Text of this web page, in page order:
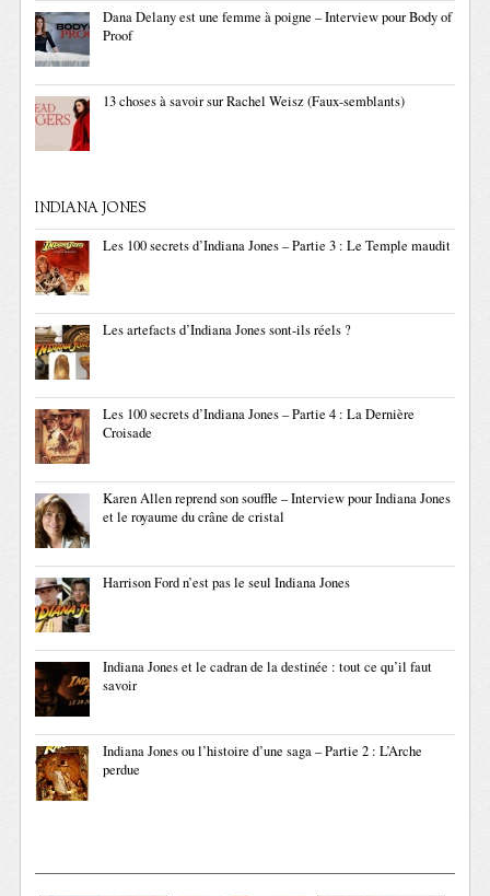
Dana Delany est une femme à poigne – Interview pour Body of
Proof
13 choses à savoir sur Rachel Weisz (Faux-semblants)
INDIANA JONES
Les 100 secrets d’Indiana Jones – Partie 3 : Le Temple maudit
Les artefacts d’Indiana Jones sont-ils réels ?
Les 100 secrets d’Indiana Jones – Partie 4 : La Dernière
Croisade
Karen Allen reprend son souffle – Interview pour Indiana Jones
et le royaume du crâne de cristal
Harrison Ford n’est pas le seul Indiana Jones
Indiana Jones et le cadran de la destinée : tout ce qu’il faut
savoir
Indiana Jones ou l’histoire d’une saga – Partie 2 : L’Arche
perdue